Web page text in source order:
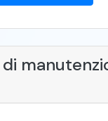
di